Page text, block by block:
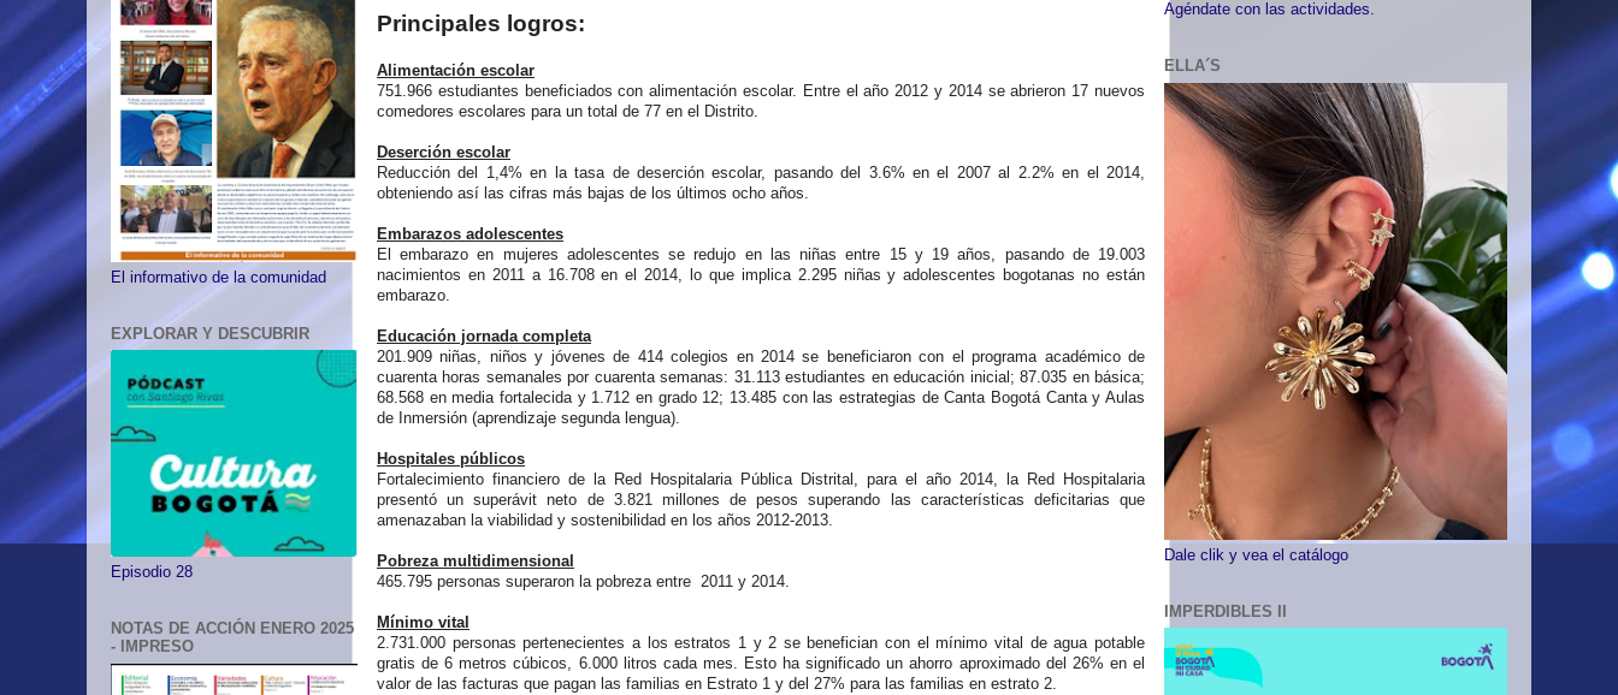
Principales logros:
Alimentación escolar
751.966 estudiantes beneficiados con alimentación escolar. Entre el año 2012 y 2014 se abrieron 17 nuevos
comedores escolares para un total de 77 en el Distrito.
Deserción escolar
Reducción del 1,4% en la tasa de deserción escolar, pasando del 3.6% en el 2007 al 2.2% en el 2014,
obteniendo así las cifras más bajas de los últimos ocho años.
Embarazos adolescentes
El embarazo en mujeres adolescentes se redujo en las niñas entre 15 y 19 años, pasando de 19.003
nacimientos en 2011 a 16.708 en el 2014, lo que implica 2.295 niñas y adolescentes bogotanas no están
embarazo.
Educación jornada completa
201.909 niñas, niños y jóvenes de 414 colegios en 2014 se beneficiaron con el programa académico de
cuarenta horas semanales por cuarenta semanas: 31.113 estudiantes en educación inicial; 87.035 en básica;
68.568 en media fortalecida y 1.712 en grado 12; 13.485 con las estrategias de Canta Bogotá Canta y Aulas
de Inmersión (aprendizaje segunda lengua).
Hospitales públicos
Fortalecimiento financiero de la Red Hospitalaria Pública Distrital, para el año 2014, la Red Hospitalaria
presentó un superávit neto de 3.821 millones de pesos superando las características deficitarias que
amenazaban la viabilidad y sostenibilidad en los años 2012-2013.
Pobreza multidimensional
465.795 personas superaron la pobreza entre 2011 y 2014.
Mínimo vital
2.731.000 personas pertenecientes a los estratos 1 y 2 se benefician con el mínimo vital de agua potable
gratis de 6 metros cúbicos, 6.000 litros cada mes. Esto ha significado un ahorro aproximado del 26% en el
valor de las facturas que pagan las familias en Estrato 1 y del 27% para las familias en estrato 2.
El informativo de la comunidad
EXPLORAR Y DESCUBRIR
Episodio 28
NOTAS DE ACCIÓN ENERO 2025
- IMPRESO
Agéndate con las actividades.
ELLA´S
Dale clik y vea el catálogo
IMPERDIBLES II